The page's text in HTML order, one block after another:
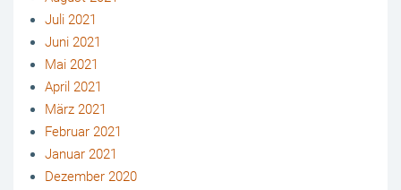
Juli 2021
Juni 2021
Mai 2021
April 2021
März 2021
Februar 2021
Januar 2021
Dezember 2020